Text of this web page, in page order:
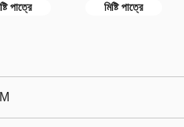
পাত্রে মিষ্টি পাত্রে